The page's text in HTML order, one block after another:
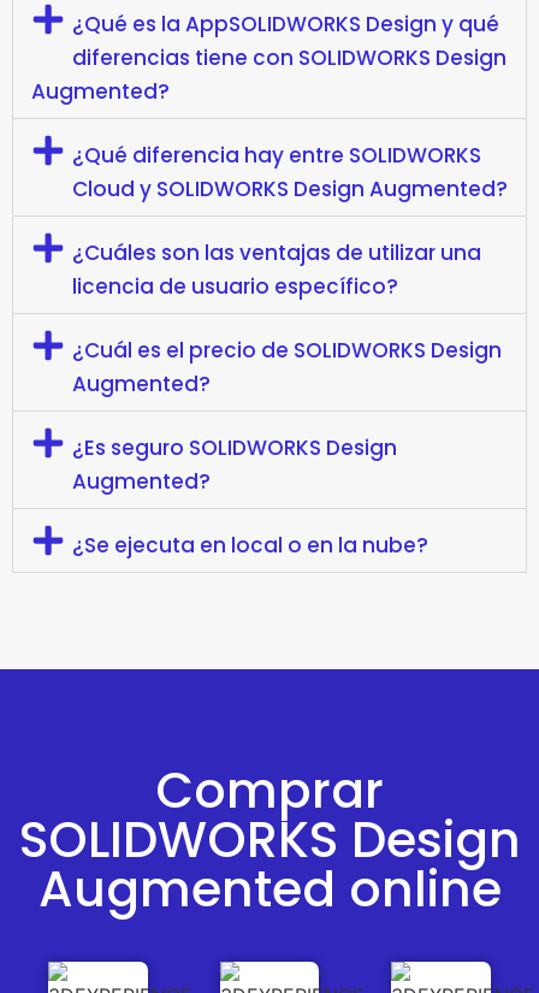
¿Qué es la AppSOLIDWORKS Design y qué
diferencias tiene con SOLIDWORKS Design
Augmented?
¿Qué diferencia hay entre SOLIDWORKS
Cloud y SOLIDWORKS Design Augmented?
¿Cuáles son las ventajas de utilizar una
licencia de usuario específico?
¿Cuál es el precio de SOLIDWORKS Design
Augmented?
¿Es seguro SOLIDWORKS Design
Augmented?
¿Se ejecuta en local o en la nube?
Comprar
SOLIDWORKS Design
Augmented online